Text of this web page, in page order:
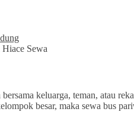
Sewa
keluarga, teman, atau
besar, maka sewa bus